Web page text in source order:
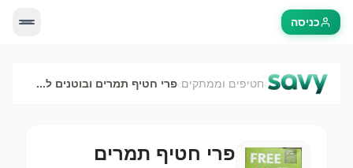
כניסה
›חטיפים וממתקים› פרי חטיף תמרים ובוטנים ללא סוכר חמישיה
פרי חטיף תמרים